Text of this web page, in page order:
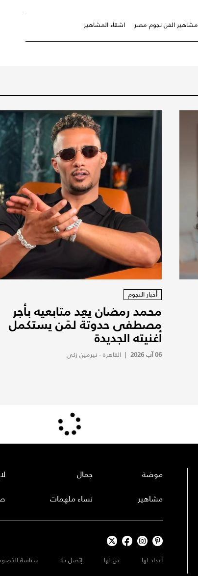
مشاهير الفن نجوم مصر اشقاء المشاهير
أخبار النجوم
محمد رمضان يعِد متابعيه بأجر
مصطفى حدوتة لمَن يستكمل
أغنيته الجديدة
06 آب 2026 | القاهرة - نيرمين زكي
موضة
مشاهير
جمال
نساء ملهمات
أعداد لها عن لها إتصل بنا سياسة